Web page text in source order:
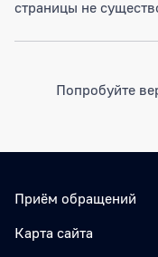
страницы не
Попробуйте
Приём обращений
Карта сайта